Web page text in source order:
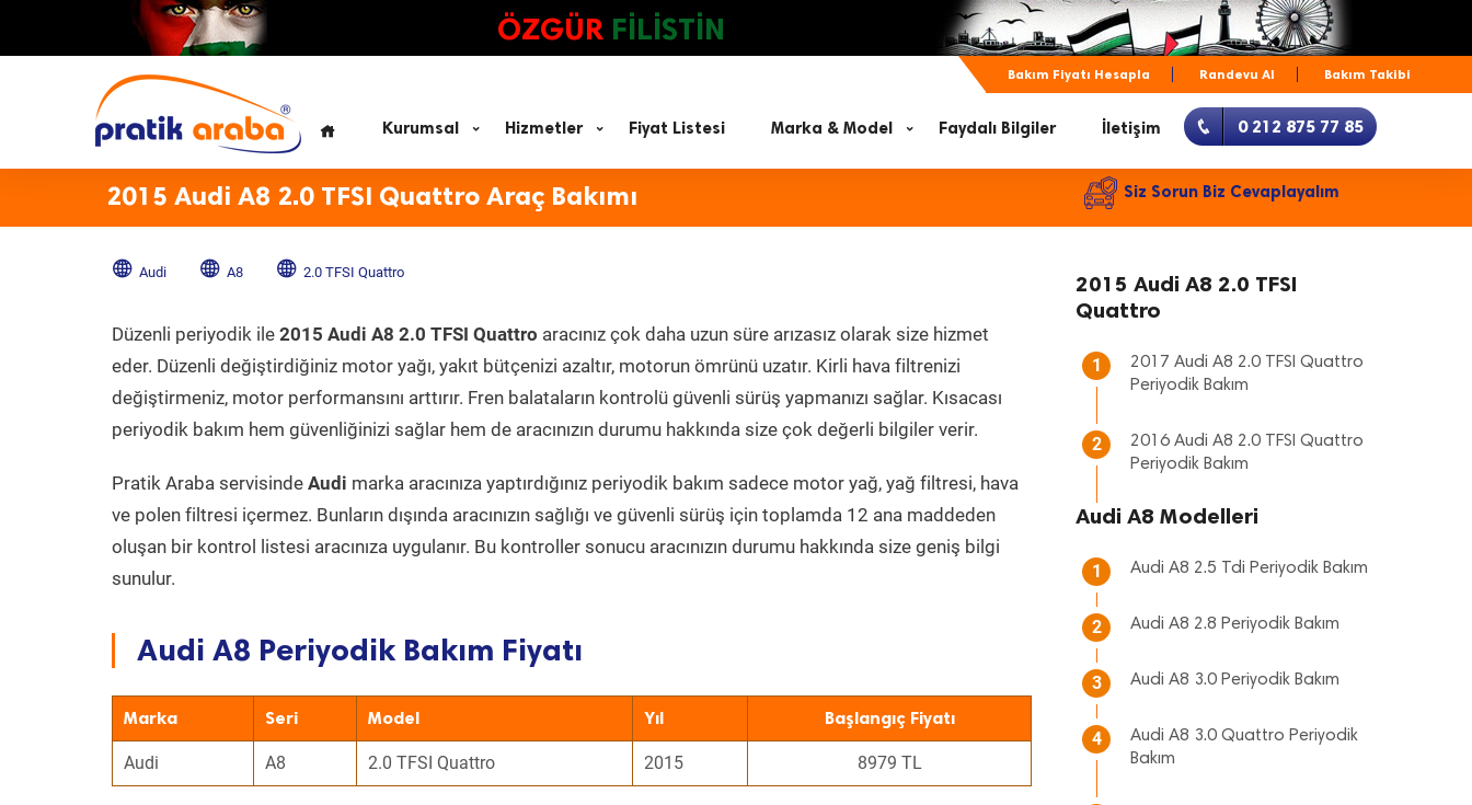
ÖZGÜR FİLİSTİN
Bakım Fiyatı Hesapla Randevu Al Bakım Takibi
Kurumsal Hizmetler Fiyat Listesi Marka & Model Faydalı Bilgiler İletişim 0 212 875 77 85
2015 Audi A8 2.0 TFSI Quattro Araç Bakımı Siz Sorun Biz Cevaplayalım
Audi A8 2.0 TFSI Quattro
Düzenli periyodik ile 2015 Audi A8 2.0 TFSI Quattro aracınız çok daha uzun süre arızasız olarak size hizmet
eder. Düzenli değiştirdiğiniz motor yağı, yakıt bütçenizi azaltır, motorun ömrünü uzatır. Kirli hava filtrenizi
değiştirmeniz, motor performansını arttırır. Fren balataların kontrolü güvenli sürüş yapmanızı sağlar. Kısacası
periyodik bakım hem güvenliğinizi sağlar hem de aracınızın durumu hakkında size çok değerli bilgiler verir.
Pratik Araba servisinde Audi marka aracınıza yaptırdığınız periyodik bakım sadece motor yağ, yağ filtresi, hava
ve polen filtresi içermez. Bunların dışında aracınızın sağlığı ve güvenli sürüş için toplamda 12 ana maddeden
oluşan bir kontrol listesi aracınıza uygulanır. Bu kontroller sonucu aracınızın durumu hakkında size geniş bilgi
sunulur.
Audi A8 Periyodik Bakım Fiyatı
Marka Seri Model Yıl Başlangıç Fiyatı
Audi A8 2.0 TFSI Quattro 2015 8979 TL
2015 Audi A8 2.0 TFSI
Quattro
1
2017 Audi A8 2.0 TFSI Quattro
Periyodik Bakım
2
2016 Audi A8 2.0 TFSI Quattro
Periyodik Bakım
Audi A8 Modelleri
1 Audi A8 2.5 Tdi Periyodik Bakım
2 Audi A8 2.8 Periyodik Bakım
3 Audi A8 3.0 Periyodik Bakım
4
Audi A8 3.0 Quattro Periyodik
Bakım